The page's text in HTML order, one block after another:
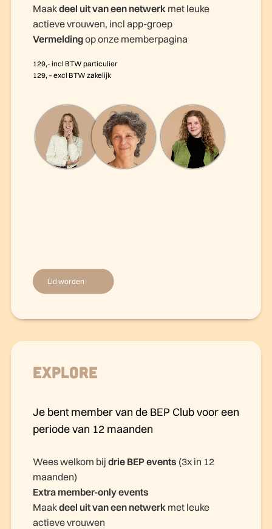
Maakdeel uit van een netwerk met leuke
actieve vrouwen, incl app-groep
Vermeldingop onze memberpagina
129,- incl BTW particulier
129, – excl BTW zakelijk
Lid worden
Explore
Je bent member van de BEP Club voor een
periode van 12 maanden
Wees welkom bij drie BEP events (3x in 12
maanden)
Extra member-only events
Maakdeel uit van een netwerk met leuke
actieve vrouwen